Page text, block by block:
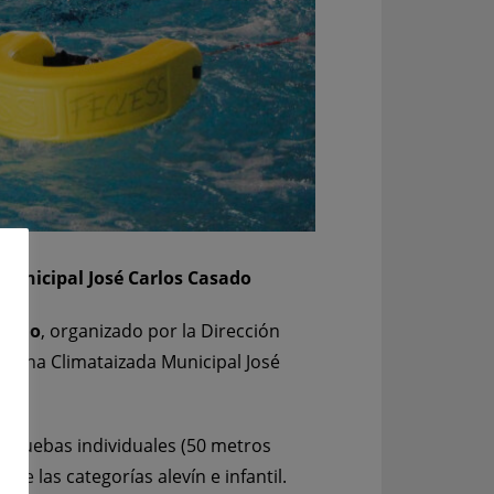
José Carlos Casado
, organizado por la Dirección
Climataizada Municipal José
individuales (50 metros
las categorías alevín e infantil.